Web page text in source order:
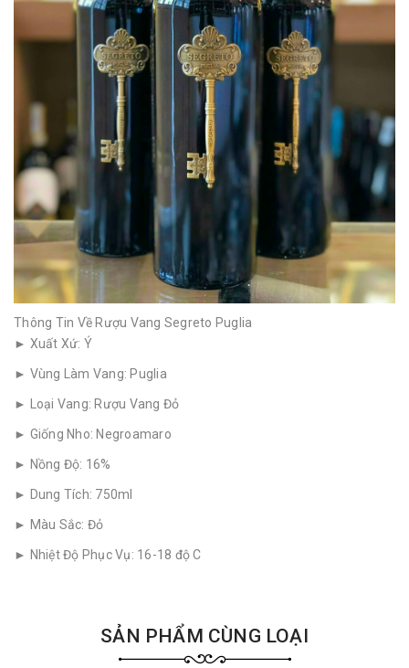
Thông Tin Về Rượu Vang Segreto Puglia
► Xuất Xứ: Ý
► Vùng Làm Vang: Puglia
► Loại Vang: Rượu Vang Đỏ
► Giống Nho: Negroamaro
► Nồng Độ: 16%
► Dung Tích: 750ml
► Màu Sắc: Đỏ
► Nhiệt Độ Phục Vụ: 16-18 độ C
SẢN PHẨM CÙNG LOẠI